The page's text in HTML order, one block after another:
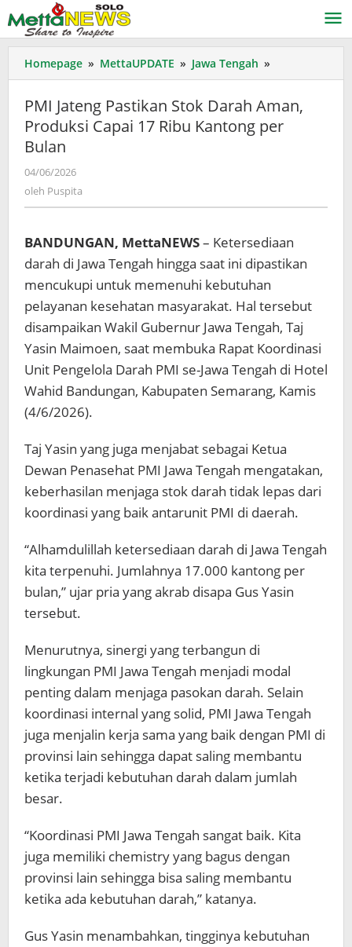
ke
konten
Homepage » MettaUPDATE » Jawa Tengah »
Jateng
Stok
Darah
Ribu
per
Bulan
PMI Jateng Pastikan Stok Darah Aman,
Produksi Capai 17 Ribu Kantong per
Bulan
04/06/2026
oleh Puspita
BANDUNGAN, MettaNEWS– Ketersediaan
darah di Jawa Tengah hingga saat ini dipastikan
mencukupi untuk memenuhi kebutuhan
pelayanan kesehatan masyarakat. Hal tersebut
disampaikan Wakil Gubernur Jawa Tengah, Taj
Yasin Maimoen, saat membuka Rapat Koordinasi
Unit Pengelola Darah PMI se-Jawa Tengah di Hotel
Wahid Bandungan, Kabupaten Semarang, Kamis
(4/6/2026).
Taj Yasin yang juga menjabat sebagai Ketua
Dewan Penasehat PMI Jawa Tengah mengatakan,
keberhasilan menjaga stok darah tidak lepas dari
koordinasi yang baik antarunit PMI di daerah.
“Alhamdulillah ketersediaan darah di Jawa Tengah
kita terpenuhi. Jumlahnya 17.000 kantong per
bulan,” ujar pria yang akrab disapa Gus Yasin
tersebut.
Menurutnya, sinergi yang terbangun di
lingkungan PMI Jawa Tengah menjadi modal
penting dalam menjaga pasokan darah. Selain
koordinasi internal yang solid, PMI Jawa Tengah
juga menjalin kerja sama yang baik dengan PMI di
provinsi lain sehingga dapat saling membantu
ketika terjadi kebutuhan darah dalam jumlah
besar.
“Koordinasi PMI Jawa Tengah sangat baik. Kita
juga memiliki chemistry yang bagus dengan
provinsi lain sehingga bisa saling membantu
ketika ada kebutuhan darah,” katanya.
Gus Yasin menambahkan, tingginya kebutuhan